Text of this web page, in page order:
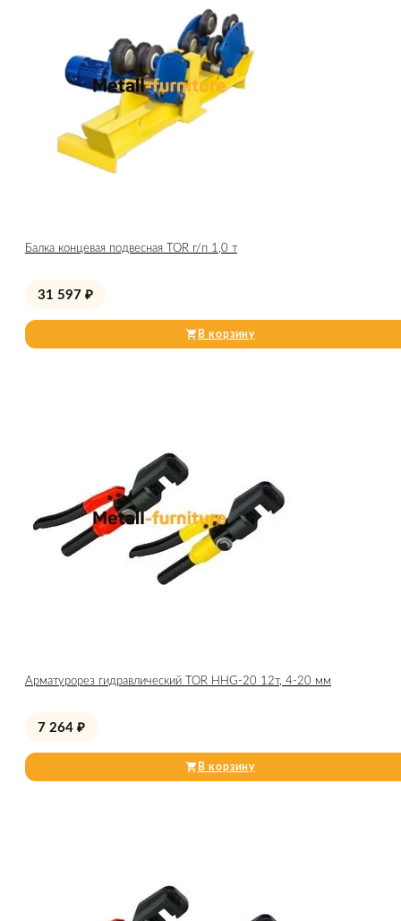
Балка концевая подвесная TOR г/п 1,0 т
31 597 ₽
В корзину
Арматурорез гидравлический TOR HHG-20 12т, 4-20 мм
7 264 ₽
В корзину